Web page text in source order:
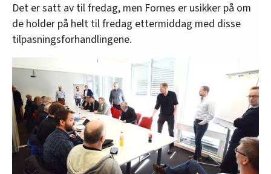
Det er satt av til fredag, men Fornes er usikker på om
de holder på helt til fredag ettermiddag med disse
tilpasningsforhandlingene.